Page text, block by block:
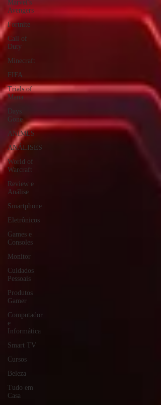
Marvel's
Avengers
Fortnite
Call of
Duty
Minecraft
FIFA
Trials of
Mana
Days
Gone
ANIMES
ANÁLISES
World of
Warcraft
Review e
Análise
Smartphone
Eletrônicos
Games e
Consoles
Monitor
Cuidados
Pessoais
Produtos
Gamer
Computador
e
Informática
Smart TV
Cursos
Beleza
Tudo em
Casa